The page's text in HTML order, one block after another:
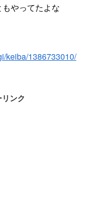
やってたよな
keiba/1386733010/
ンク